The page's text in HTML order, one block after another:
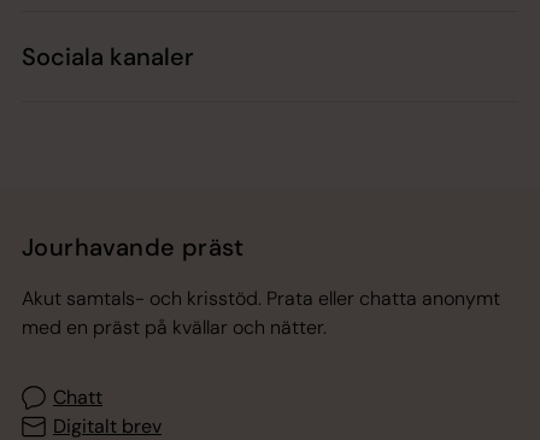
Sociala kanaler
Jourhavande präst
Akut samtals- och krisstöd. Prata eller chatta anonymt
med en präst på kvällar och nätter.
Chatt
Digitalt brev